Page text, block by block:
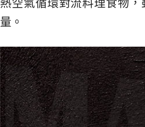
熱空氣循環對流料理食物
量。